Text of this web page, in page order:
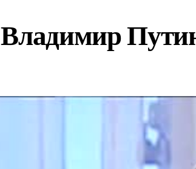
Владимир